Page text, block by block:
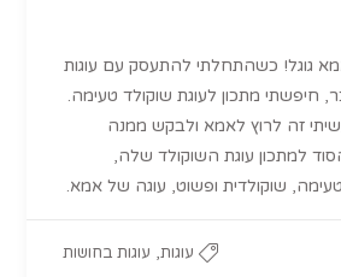
גוגל! כשהתחלתי להתעסק עם עוגות
חיפשתי מתכון לעוגת שוקולד טעימה.
זה לרוץ לאמא ולבקש ממנה
למתכון עוגת השוקולד שלה,
שוקולדית ופשוט, עוגה של אמא.
עוגות, עוגות בחושות